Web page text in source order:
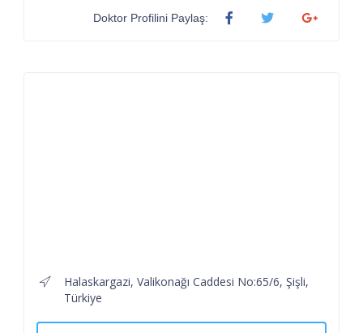
Doktor Profilini Paylaş:
Halaskargazi, Valikonağı Caddesi No:65/6, Şişli,
Türkiye